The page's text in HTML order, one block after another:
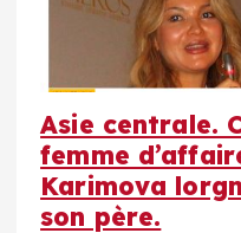
Asie centrale.
femme
Karimova
son père.